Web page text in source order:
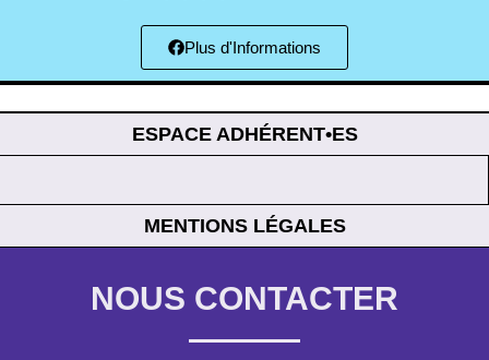
Plus d'Informations
ESPACE ADHÉRENT•ES
MENTIONS LÉGALES
NOUS CONTACTER